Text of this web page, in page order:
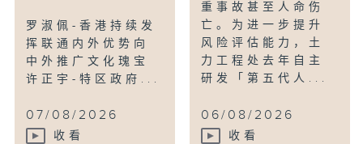
罗淑佩-香港持续发
挥联通内外优势向
中外推广文化瑰宝
许正宇-特区政府...
07/08/2026
收看
重事故甚至人命伤
亡。为进一步提升
风险评估能力，土
力工程处去年自主
研发「第五代人...
06/08/2026
收看